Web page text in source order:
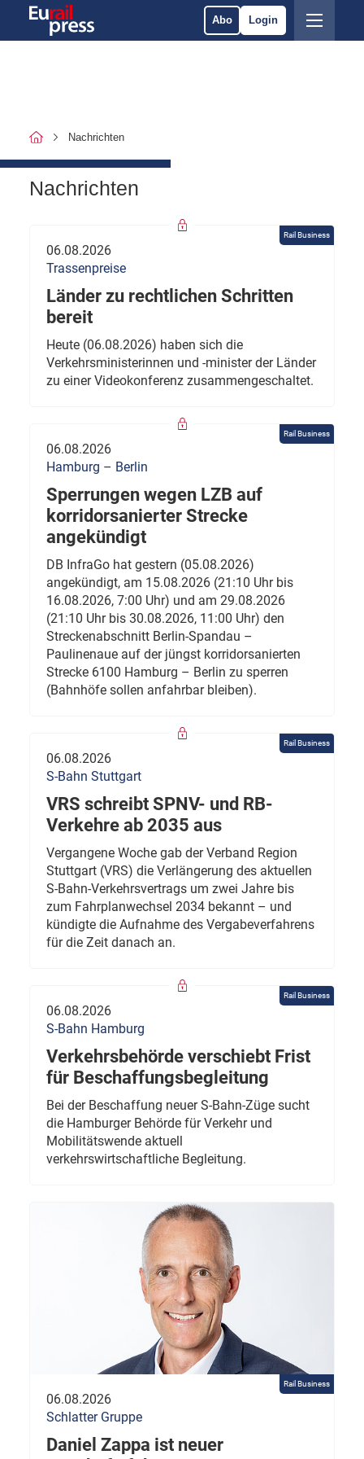
Abo Login
Nachrichten
Nachrichten
Rail Business
06.08.2026
Trassenpreise
Länder zu rechtlichen Schritten
bereit
Heute (06.08.2026) haben sich die
Verkehrsministerinnen und -minister der Länder
zu einer Videokonferenz zusammengeschaltet.
Rail Business
06.08.2026
Hamburg – Berlin
Sperrungen wegen LZB auf
korridorsanierter Strecke
angekündigt
DB InfraGo hat gestern (05.08.2026)
angekündigt, am 15.08.2026 (21:10 Uhr bis
16.08.2026, 7:00 Uhr) und am 29.08.2026
(21:10 Uhr bis 30.08.2026, 11:00 Uhr) den
Streckenabschnitt Berlin-Spandau –
Paulinenaue auf der jüngst korridorsanierten
Strecke 6100 Hamburg – Berlin zu sperren
(Bahnhöfe sollen anfahrbar bleiben).
Rail Business
06.08.2026
S-Bahn Stuttgart
VRS schreibt SPNV- und RB-
Verkehre ab 2035 aus
Vergangene Woche gab der Verband Region
Stuttgart (VRS) die Verlängerung des aktuellen
S-Bahn-Verkehrsvertrags um zwei Jahre bis
zum Fahrplanwechsel 2034 bekannt – und
kündigte die Aufnahme des Vergabeverfahrens
für die Zeit danach an.
Rail Business
06.08.2026
S-Bahn Hamburg
Verkehrsbehörde verschiebt Frist
für Beschaffungsbegleitung
Bei der Beschaffung neuer S-Bahn-Züge sucht
die Hamburger Behörde für Verkehr und
Mobilitätswende aktuell
verkehrswirtschaftliche Begleitung.
Rail Business
06.08.2026
Schlatter Gruppe
Daniel Zappa ist neuer